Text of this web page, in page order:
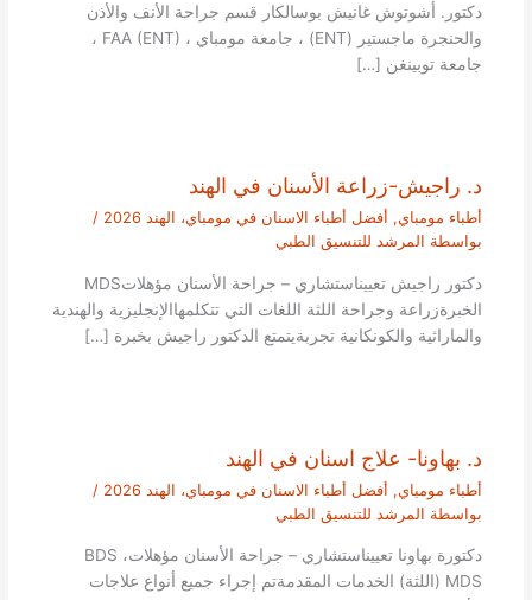
دكتور. أشوتوش غانيش بوسالكار قسم جراحة الأنف والأذن
والحنجرة ماجستير (ENT) ، جامعة مومباي ، FAA (ENT) ،
جامعة توبينغن […]
د. راجيش-زراعة الأسنان في الهند
أطباء مومباي, أفضل أطباء الاسنان في مومباي، الهند 2026
/
بواسطة المرشد للتنسيق الطبي
دكتور راجيش تعييناستشاري – جراحة الأسنان مؤهلاتMDS
الخبرةزراعة وجراحة اللثة اللغات التي تتكلمهاالإنجليزية والهندية
والماراثية والكونكانية تجربةيتمتع الدكتور راجيش بخبرة […]
د. بهاونا- علاج اسنان في الهند
أطباء مومباي, أفضل أطباء الاسنان في مومباي، الهند 2026
/
بواسطة المرشد للتنسيق الطبي
دكتورة بهاونا تعييناستشاري – جراحة الأسنان مؤهلاتBDS ،
MDS (اللثة) الخدمات المقدمةتم إجراء جميع أنواع علاجات